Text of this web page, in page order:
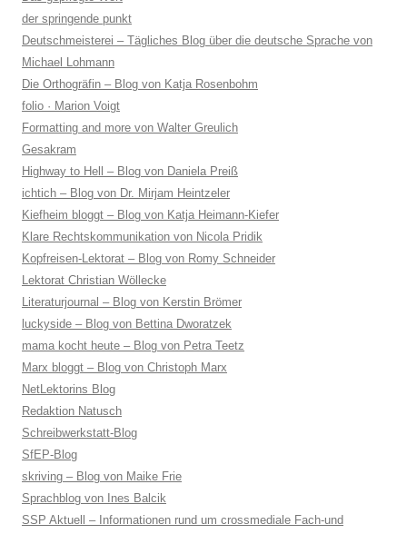
der springende punkt
Deutschmeisterei – Tägliches Blog über die deutsche Sprache von
Michael Lohmann
Die Orthogräfin – Blog von Katja Rosenbohm
folio · Marion Voigt
Formatting and more von Walter Greulich
Gesakram
Highway to Hell – Blog von Daniela Preiß
ichtich – Blog von Dr. Mirjam Heintzeler
Kiefheim bloggt – Blog von Katja Heimann-Kiefer
Klare Rechtskommunikation von Nicola Pridik
Kopfreisen-Lektorat – Blog von Romy Schneider
Lektorat Christian Wöllecke
Literaturjournal – Blog von Kerstin Brömer
luckyside – Blog von Bettina Dworatzek
mama kocht heute – Blog von Petra Teetz
Marx bloggt – Blog von Christoph Marx
NetLektorins Blog
Redaktion Natusch
Schreibwerkstatt-Blog
SfEP-Blog
skriving – Blog von Maike Frie
Sprachblog von Ines Balcik
SSP Aktuell – Informationen rund um crossmediale Fach-und